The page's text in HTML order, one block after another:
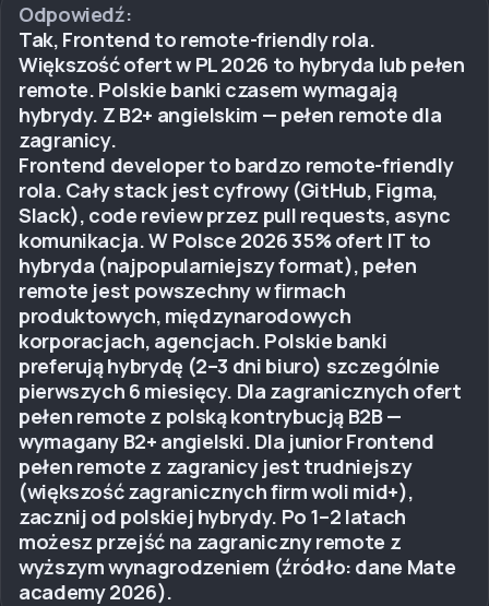
Odpowiedź:
Tak, Frontend to remote-friendly rola.
Większość ofert w PL 2026 to hybryda lub pełen
remote. Polskie banki czasem wymagają
hybrydy. Z B2+ angielskim — pełen remote dla
zagranicy.
Frontend developer to bardzo remote-friendly
rola. Cały stack jest cyfrowy (GitHub, Figma,
Slack), code review przez pull requests, async
komunikacja. W Polsce 2026 35% ofert IT to
hybryda (najpopularniejszy format), pełen
remote jest powszechny w firmach
produktowych, międzynarodowych
korporacjach, agencjach. Polskie banki
preferują hybrydę (2–3 dni biuro) szczególnie
pierwszych 6 miesięcy. Dla zagranicznych ofert
pełen remote z polską kontrybucją B2B —
wymagany B2+ angielski. Dla junior Frontend
pełen remote z zagranicy jest trudniejszy
(większość zagranicznych firm woli mid+),
zacznij od polskiej hybrydy. Po 1–2 latach
możesz przejść na zagraniczny remote z
wyższym wynagrodzeniem (źródło: dane Mate
academy 2026).